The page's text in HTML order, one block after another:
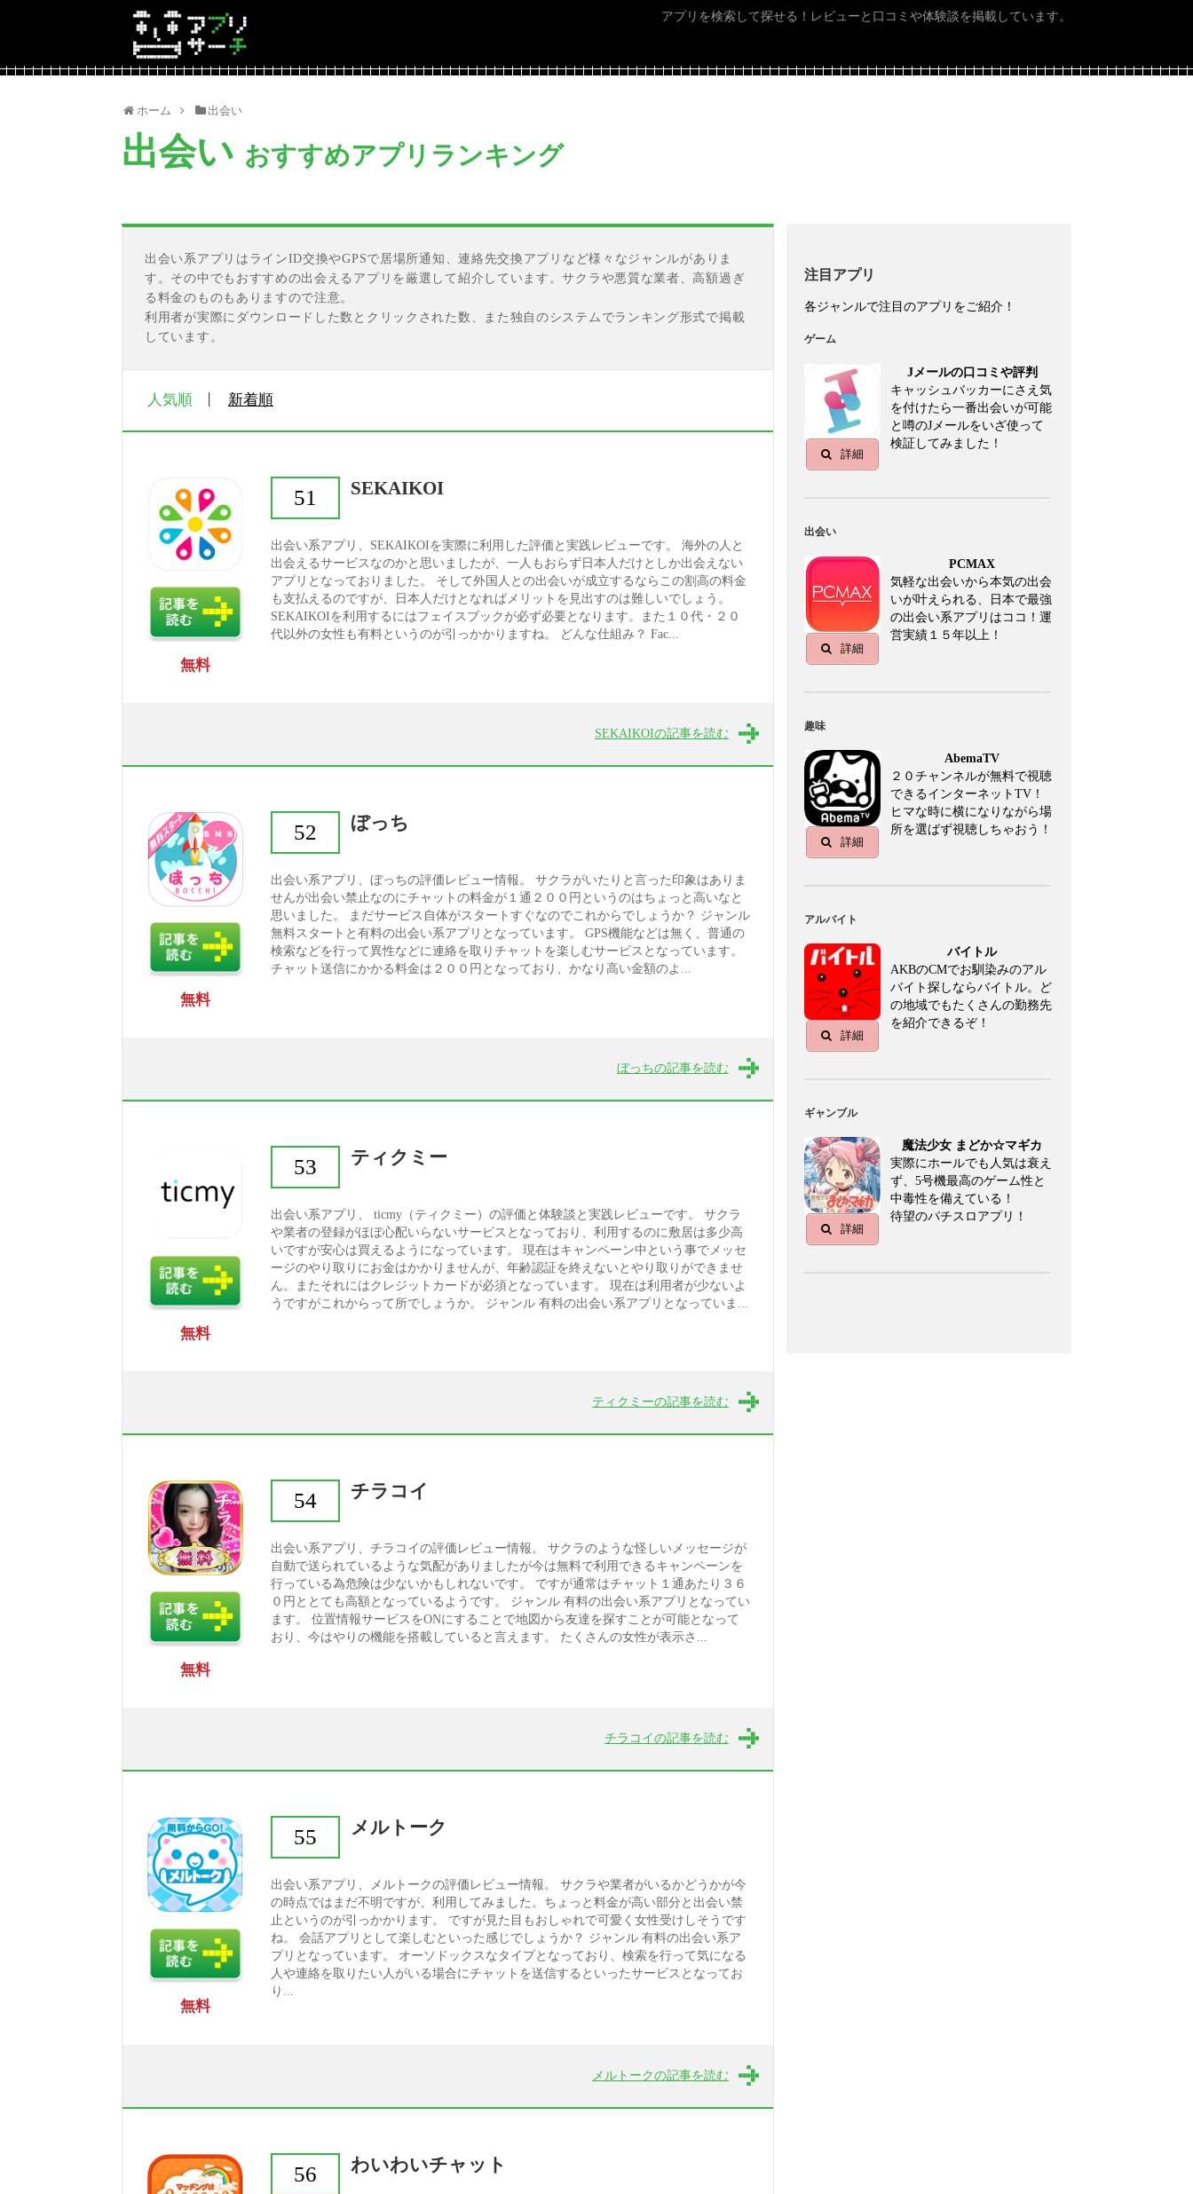
アプリを検索して探せる！レビューと口コミや体験談を掲載しています。
ホーム 出会い
出会い おすすめアプリランキング
出会い系アプリはラインID交換やGPSで居場所通知、連絡先交換アプリなど様々なジャンルがありま
す。その中でもおすすめの出会えるアプリを厳選して紹介しています。サクラや悪質な業者、高額過ぎ
る料金のものもありますので注意。
利用者が実際にダウンロードした数とクリックされた数、また独自のシステムでランキング形式で掲載
しています。
人気順 新着順
SEKAIKOI
51
出会い系アプリ、SEKAIKOIを実際に利用した評価と実践レビューです。 海外の人と
出会えるサービスなのかと思いましたが、一人もおらず日本人だけとしか出会えない
アプリとなっておりました。 そして外国人との出会いが成立するならこの割高の料金
も支払えるのですが、日本人だけとなればメリットを見出すのは難しいでしょう。
SEKAIKOIを利用するにはフェイスブックが必ず必要となります。また１０代・２０
代以外の女性も有料というのが引っかかりますね。 どんな仕組み？ Fac...
無料
SEKAIKOIの記事を読む
ぼっち
52
出会い系アプリ、ぼっちの評価レビュー情報。 サクラがいたりと言った印象はありま
せんが出会い禁止なのにチャットの料金が１通２００円というのはちょっと高いなと
思いました。 まだサービス自体がスタートすぐなのでこれからでしょうか？ ジャンル
無料スタートと有料の出会い系アプリとなっています。 GPS機能などは無く、普通の
検索などを行って異性などに連絡を取りチャットを楽しむサービスとなっています。
チャット送信にかかる料金は２００円となっており、かなり高い金額のよ...
無料
ぼっちの記事を読む
ティクミー
53
出会い系アプリ、 ticmy（ティクミー）の評価と体験談と実践レビューです。 サクラ
や業者の登録がほぼ心配いらないサービスとなっており、利用するのに敷居は多少高
いですが安心は買えるようになっています。 現在はキャンペーン中という事でメッセ
ージのやり取りにお金はかかりませんが、年齢認証を終えないとやり取りができませ
ん。またそれにはクレジットカードが必須となっています。 現在は利用者が少ないよ
うですがこれからって所でしょうか。 ジャンル 有料の出会い系アプリとなっていま...
無料
ティクミーの記事を読む
チラコイ
54
出会い系アプリ、チラコイの評価レビュー情報。 サクラのような怪しいメッセージが
自動で送られているような気配がありましたが今は無料で利用できるキャンペーンを
行っている為危険は少ないかもしれないです。 ですが通常はチャット１通あたり３６
０円ととても高額となっているようです。 ジャンル 有料の出会い系アプリとなってい
ます。 位置情報サービスをONにすることで地図から友達を探すことが可能となって
おり、今はやりの機能を搭載していると言えます。 たくさんの女性が表示さ...
無料
チラコイの記事を読む
メルトーク
55
出会い系アプリ、メルトークの評価レビュー情報。 サクラや業者がいるかどうかが今
の時点ではまだ不明ですが、利用してみました。ちょっと料金が高い部分と出会い禁
止というのが引っかかります。 ですが見た目もおしゃれで可愛く女性受けしそうです
ね。 会話アプリとして楽しむといった感じでしょうか？ ジャンル 有料の出会い系ア
プリとなっています。 オーソドックスなタイプとなっており、検索を行って気になる
人や連絡を取りたい人がいる場合にチャットを送信するといったサービスとなってお
り...
無料
メルトークの記事を読む
わいわいチャット
56
注目アプリ
各ジャンルで注目のアプリをご紹介！
ゲーム
詳細
Jメールの口コミや評判
キャッシュバッカーにさえ気
を付けたら一番出会いが可能
と噂のJメールをいざ使って
検証してみました！
出会い
詳細
PCMAX
気軽な出会いから本気の出会
いが叶えられる、日本で最強
の出会い系アプリはココ！運
営実績１５年以上！
趣味
詳細
AbemaTV
２０チャンネルが無料で視聴
できるインターネットTV！
ヒマな時に横になりながら場
所を選ばず視聴しちゃおう！
アルバイト
詳細
バイトル
AKBのCMでお馴染みのアル
バイト探しならバイトル。ど
の地域でもたくさんの勤務先
を紹介できるぞ！
ギャンブル
詳細
魔法少女 まどか☆マギカ
実際にホールでも人気は衰え
ず、5号機最高のゲーム性と
中毒性を備えている！
待望のパチスロアプリ！